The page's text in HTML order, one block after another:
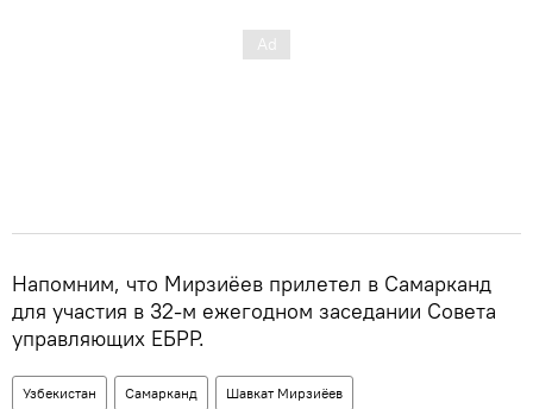
Напомним, что Мирзиёев прилетел в Самарканд
для участия в 32-м ежегодном заседании Совета
управляющих ЕБРР.
Узбекистан Самарканд Шавкат Мирзиёев